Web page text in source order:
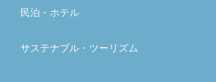
民泊・ホテル
サステナブル・ツーリズム